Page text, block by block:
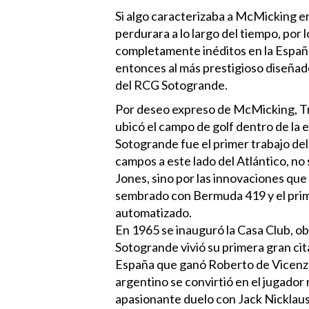
Si algo caracterizaba a McMicking
perdurara a lo largo del tiempo, por
completamente inéditos en la
entonces al más prestigioso
del RCG Sotogrande.
Por deseo expreso de McMicking,
ubicó el campo de golf dentro de la
Sotogrande fue el primer trabajo
campos a este lado del Atlántico,
Jones, sino por las innovaciones
sembrado con Bermuda 419 y el
automatizado.
En 1965 se inauguró la Casa Club,
Sotogrande vivió su primera gran
España que ganó Roberto de
argentino se convirtió en el jugador
apasionante duelo con Jack